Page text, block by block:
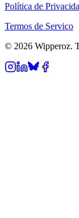
Política de
Termos de Serviço
© 2026 Wipperoz.